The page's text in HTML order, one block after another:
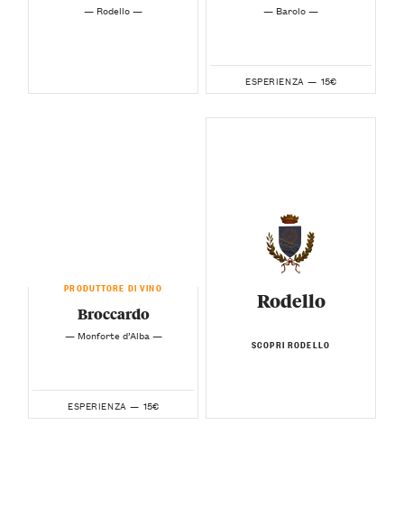
— Rodello — — Barolo —
ESPERIENZA — 15€
PRODUTTORE DI VINO
Broccardo
— Monforte d’Alba —
ESPERIENZA — 15€
Rodello
SCOPRI RODELLO